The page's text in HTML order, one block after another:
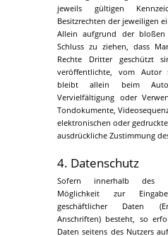
jeweils gültigen
Besitzrechten der jeweiligen
Allein aufgrund der
Schluss zu ziehen, dass
Rechte Dritter geschützt
veröffentlichte, vom Autor
bleibt allein beim
Vervielfältigung oder
Tondokumente,
elektronischen oder
ausdrückliche Zustimmung
4. Datenschutz
Sofern innerhalb des
Möglichkeit zur
geschäftlicher Daten
Anschriften) besteht, so
Daten seitens des Nutzers